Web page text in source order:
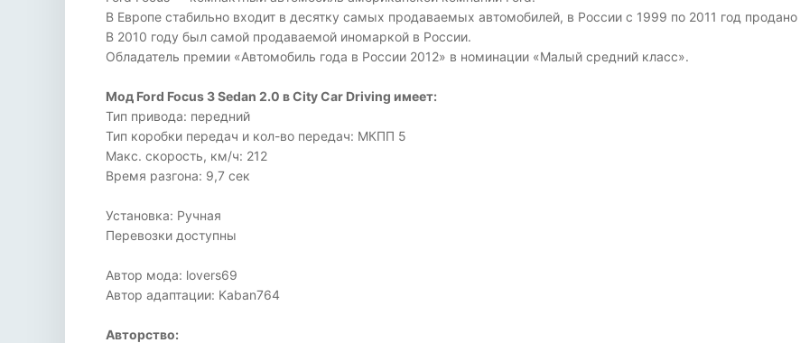
В Европе стабильно входит в десятку самых продаваемых автомобилей, в России с 1999 по 2011 год
В 2010 году был самой продаваемой иномаркой в России.
Обладатель премии «Автомобиль года в России 2012» в номинации «Малый средний класс».
Мод Ford Focus 3 Sedan 2.0 в City Car Driving имеет:
Тип привода: передний
Тип коробки передач и кол-во передач: МКПП 5
Макс. скорость, км/ч: 212
Время разгона: 9,7 сек
Установка: Ручная
Перевозки доступны
Автор мода: lovers69
Автор адаптации: Kaban764
Авторство: